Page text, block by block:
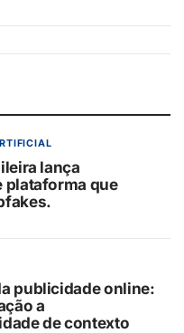
lança
plataforma que
publicidade online:
a
de contexto